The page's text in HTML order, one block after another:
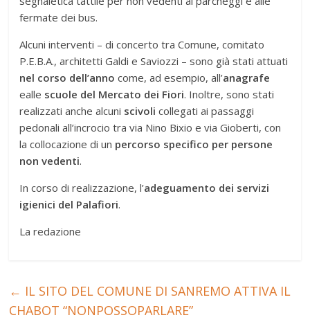
fermate dei bus.
Alcuni interventi – di concerto tra Comune, comitato
P.E.B.A., architetti Galdi e Saviozzi – sono già stati attuati
nel corso dell’anno come, ad esempio, all’anagrafe
ealle scuole del Mercato dei Fiori. Inoltre, sono stati
realizzati anche alcuni scivolicollegati ai passaggi
pedonali all’incrocio tra via Nino Bixio e via Gioberti, con
la collocazione di un percorso specifico per persone
non vedenti.
In corso di realizzazione, l’adeguamento dei servizi
igienici del Palafiori.
La redazione
← IL SITO DEL COMUNE DI SANREMO ATTIVA IL
CHABOT “NONPOSSOPARLARE”